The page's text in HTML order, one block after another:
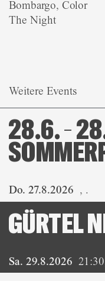
Bombargo, Color
The Night
Weitere Events
Do. 27.8.2026 , .
28.6. –
Sa. 29.8.2026 21:30
GÜRTEL